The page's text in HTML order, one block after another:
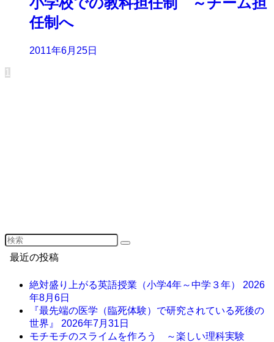
任制へ
2011年6月25日
1
最近の投稿
絶対盛り上がる英語授業（小学4年～中学３年） 2026
年8月6日
『最先端の医学（臨死体験）で研究されている死後の
世界』 2026年7月31日
モチモチのスライムを作ろう ～楽しい理科実験